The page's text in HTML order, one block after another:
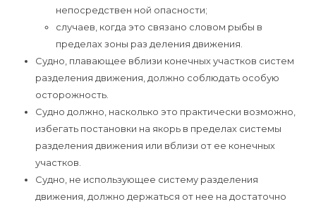
непосредствен ной опасности;
случаев, когда это связано словом рыбы в
пределах зоны раз деления движения.
Судно, плавающее вблизи конечных участков систем
разделения движения, должно соблюдать особую
осторожность.
Судно должно, насколько это практически возможно,
избегать постановки на якорь в пределах системы
разделения движения или вблизи от ее конечных
участков.
Судно, не использующее систему разделения
движения, должно держаться от нее на достаточно